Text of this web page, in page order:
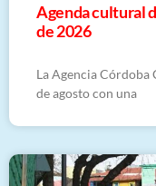
​Agenda cultural
de 2026
La Agencia Córdoba
de agosto con una